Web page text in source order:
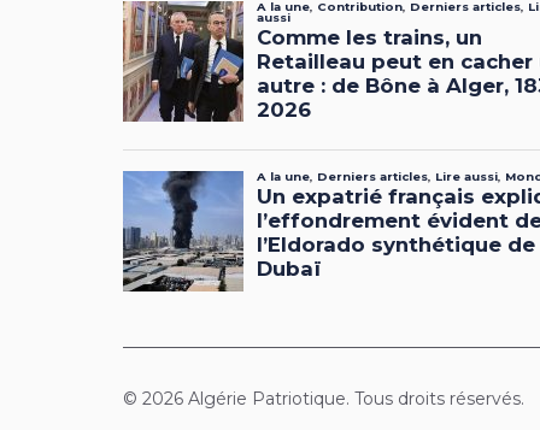
© 2026 Algérie Patriotique. Tous droits réservés.